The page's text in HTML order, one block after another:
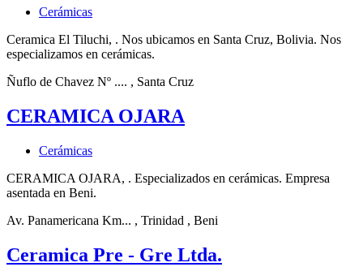
Cerámicas
Ceramica El Tiluchi, . Nos ubicamos en Santa Cruz, Bolivia. Nos
especializamos en cerámicas.
Ñuflo de Chavez Nº .... , Santa Cruz
CERAMICA OJARA
Cerámicas
CERAMICA OJARA, . Especializados en cerámicas. Empresa
asentada en Beni.
Av. Panamericana Km... , Trinidad , Beni
Ceramica Pre - Gre Ltda.